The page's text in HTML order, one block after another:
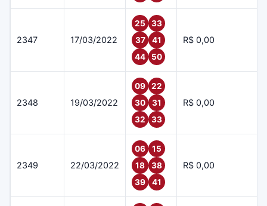
2347 17/03/2022
25
33
37
41
44
50
R$ 0,00
2348 19/03/2022
09
22
30
31
32
33
R$ 0,00
2349 22/03/2022
06
15
18
38
39
41
R$ 0,00